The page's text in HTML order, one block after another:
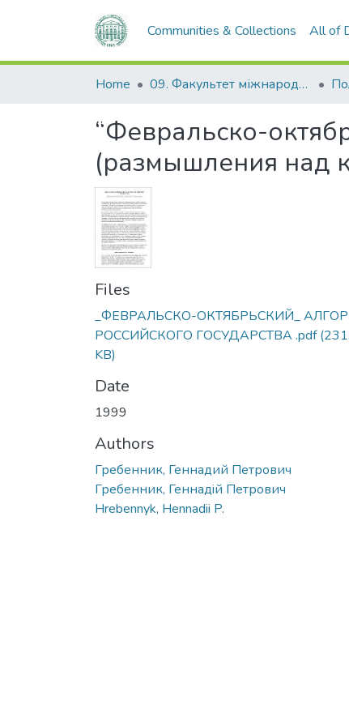
Communities & Collections All of
Home 09. Факультет міжнародних відносин, політології та соціології
“Февральско-
(размышления над
Files
_ФЕВРАЛЬСКО-ОКТЯБРЬСКИЙ_
РОССИЙСКОГО ГОСУДАРСТВА .pdf
KB)
Date
1999
Authors
Гребенник, Геннадий Петрович
Гребенник, Геннадiй Петрович
Hrebennyk, Hennadii P.